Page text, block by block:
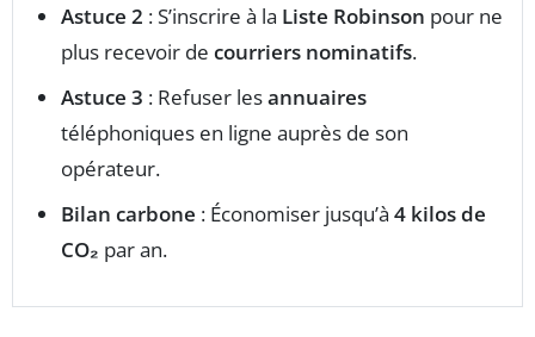
Astuce 2 : S’inscrire à la Liste Robinson pour ne
plus recevoir de courriers nominatifs.
Astuce 3 : Refuser lesannuaires
téléphoniques en ligne auprès de son
opérateur.
Bilan carbone : Économiser jusqu’à 4 kilos de
CO₂ par an.